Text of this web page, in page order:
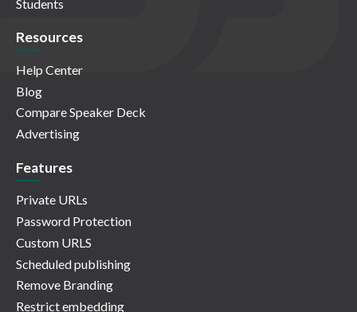
Students
Resources
Help Center
Blog
Compare Speaker Deck
Advertising
Features
Private URLs
Password Protection
Custom URLS
Scheduled publishing
Remove Branding
Restrict embedding